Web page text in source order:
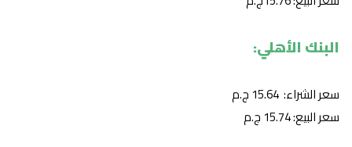
البنك الأهلي:
سعر الشراء: 15.64 ج.م
سعر البيع: 15.74 ج.م